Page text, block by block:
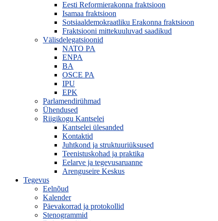
Eesti Reformierakonna fraktsioon
Isamaa fraktsioon
Sotsiaaldemokraatliku Erakonna fraktsioon
Fraktsiooni mittekuuluvad saadikud
Välisdelegatsioonid
NATO PA
ENPA
BA
OSCE PA
IPU
EPK
Parlamendirühmad
Ühendused
Riigikogu Kantselei
Kantselei ülesanded
Kontaktid
Juhtkond ja struktuuriüksused
Teenistuskohad ja praktika
Eelarve ja tegevusaruanne
Arenguseire Keskus
Tegevus
Eelnõud
Kalender
Päevakorrad ja protokollid
Stenogrammid